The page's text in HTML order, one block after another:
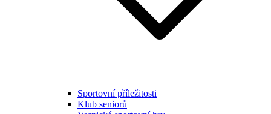
Sportovní příležitosti
Klub seniorů